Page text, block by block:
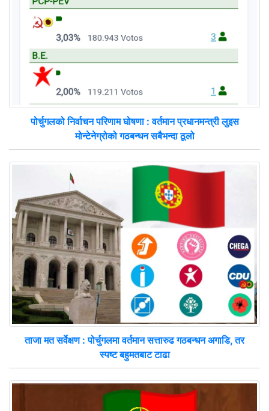
पोर्चुगलको निर्वाचन परिणाम घोषणा : वर्तमान प्रधानमन्त्री लुइस
मोन्टेनेग्रोको गठबन्धन सबैभन्दा ठूलो
ताजा मत सर्वेक्षण : पोर्चुगलमा वर्तमान सत्तारुढ गठबन्धन अगाडि, तर
स्पष्ट बहुमतबाट टाढा